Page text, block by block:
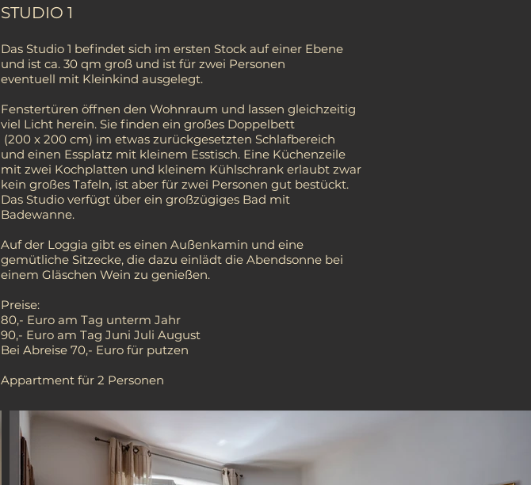
STUDIO 1
Das Studio 1 befindet sich im ersten Stock auf einer Ebene
und ist ca. 30 qm groß und ist für zwei Personen
eventuell mit Kleinkind ausgelegt.
Fenstertüren öffnen den Wohnraum und lassen gleichzeitig
viel Licht herein. Sie finden ein großes Doppelbett
(200 x 200 cm) im etwas zurückgesetzten Schlafbereich
und einen Essplatz mit kleinem Esstisch. Eine Küchenzeile
mit zwei Kochplatten und kleinem Kühlschrank erlaubt zwar
kein großes Tafeln, ist aber für zwei Personen gut bestückt.
Das Studio verfügt über ein großzügiges Bad mit
Badewanne.
Auf der Loggia gibt es einen Außenkamin und eine
gemütliche Sitzecke, die dazu einlädt die Abendsonne bei
einem Gläschen Wein zu genießen.
Preise:
80,- Euro am Tag unterm Jahr
90,- Euro am Tag Juni Juli August
Bei Abreise 70,- Euro für putzen
Appartment für 2 Personen